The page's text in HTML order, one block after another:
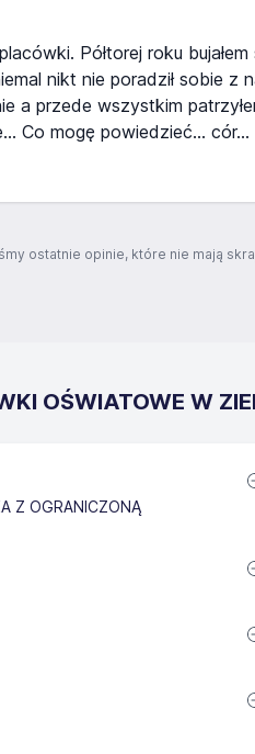
Półtorej roku
nikt nie poradził sobie z
przede wszystkim
Co mogę powiedzieć... cór...
ostatnie opinie, które nie mają
OŚWIATOWE W
Z OGRANICZONĄ